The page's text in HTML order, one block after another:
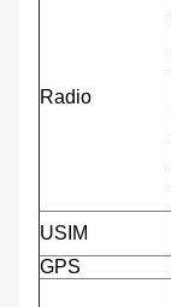
Radio
USIM
GPS